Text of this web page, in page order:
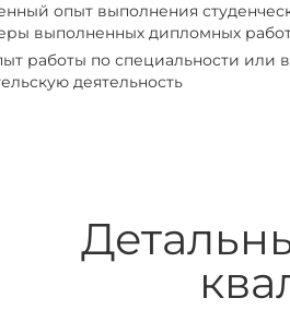
опыт выполнения
выполненных дипломных
работы по специальности или
деятельность